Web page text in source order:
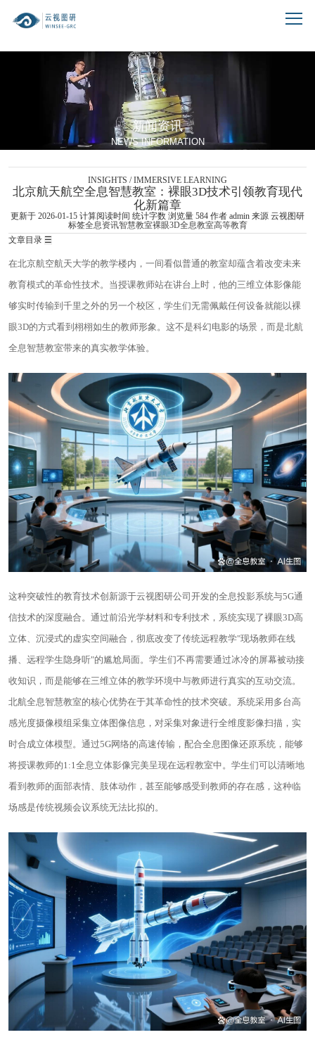
新闻资讯
NEWS INFORMATION
INSIGHTS / IMMERSIVE LEARNING
北京航天航空全息智慧教室：裸眼3D技术引领教育现代
化新篇章
更新于 2026-01-15 计算阅读时间 统计字数 浏览量 584 作者 admin 来源 云视图研
标签全息资讯智慧教室裸眼3D全息教室高等教育
文章目录 ☰
在北京航空航天大学的教学楼内，一间看似普通的教室却蕴含着改变未来
教育模式的革命性技术。当授课教师站在讲台上时，他的三维立体影像能
够实时传输到千里之外的另一个校区，学生们无需佩戴任何设备就能以裸
眼3D的方式看到栩栩如生的教师形象。这不是科幻电影的场景，而是北航
全息智慧教室带来的真实教学体验。
这种突破性的教育技术创新源于云视图研公司开发的全息投影系统与5G通
信技术的深度融合。通过前沿光学材料和专利技术，系统实现了裸眼3D高
立体、沉浸式的虚实空间融合，彻底改变了传统远程教学"现场教师在线
播、远程学生隐身听"的尴尬局面。学生们不再需要通过冰冷的屏幕被动接
收知识，而是能够在三维立体的教学环境中与教师进行真实的互动交流。
北航全息智慧教室的核心优势在于其革命性的技术突破。系统采用多台高
感光度摄像模组采集立体图像信息，对采集对象进行全维度影像扫描，实
时合成立体模型。通过5G网络的高速传输，配合全息图像还原系统，能够
将授课教师的1:1全息立体影像完美呈现在远程教室中。学生们可以清晰地
看到教师的面部表情、肢体动作，甚至能够感受到教师的存在感，这种临
场感是传统视频会议系统无法比拟的。